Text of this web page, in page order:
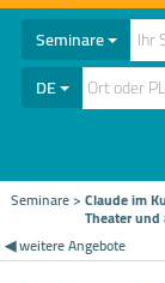
Seminare
DE
Seminare>Claude im
Theater
◀ weitere Angebote